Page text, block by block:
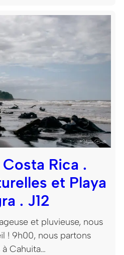
Rica .
et Playa
. J12
et pluvieuse, nous
! 9h00, nous partons
Cahuita…